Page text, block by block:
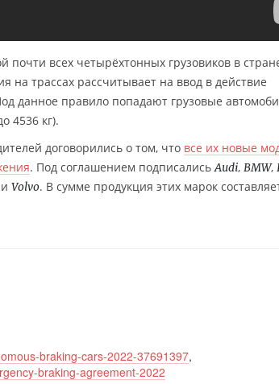
всех четырёхтонных грузовиков в
на трассах рассчитывает на ввод в действие
данное правило попадают грузовые
4536 кг).
договорились о том, что все их новые
. Под соглашением подписалисьAudi, BMW,
и Volvo. В сумме продукция этих марок
braking-cars-2022-37691397,
braking-agreement-2022